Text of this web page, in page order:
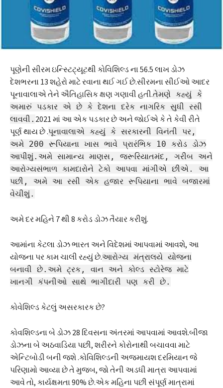
પૂણેની સીરમ ઇન્સ્ટિટ્યૂટથી કોવિશિલ્ડ ના 56.5 લાખ ડોઝ
દેશભરના 13 શહેરો માટે રવાના થઈ ગઈ છે.સીરમના સીઈઓ આદર
પૂનાવાલાએ તેને ઐતિહાસિક ક્ષણ ગણાવી હતી.તેમણે કહ્યું કે
અમારું પડકાર એ છે કે દેશના દરેક નાગરિક સુધી રસી
લાવવી. 2021 માં આ એક પડકાર છે અને જોઈએ કે તે કેવી રીતે
પૂર્ણ થાય છે .પૂનાવાલાએ કહ્યું કે સરકારની વિનંતી પર,
અમે 200 રૂપિયાના ખાસ ભાવે પ્રારંભિક 10 કરોડ ડોઝ
આપીશું. અમે સામાન્ય માણસ, જરૂરિયાતમંદ, ગરીબ અને
આરોગ્યસંભાળ કામદારોને ટેકો આપવા માંગીએ છીએ. આ
પછી, અમે આ રસી એક હજાર રૂપિયાના ભાવે બજારમાં
વેચીશું.
અમે દર મહિને 7 થી 8 કરોડ ડોઝ તૈયાર કરીશું.
આમાંના કેટલા ડોઝ ભારત અને વિદેશમાં આપવામાં આવશે, આ
યોજના પર કામ ચાલી રહ્યું છે.આરોગ્ય મંત્રાલયે યોજના
બનાવી છે.અમે ટ્રક, વાન અને કોલ્ડ સ્ટોરેજ માટે
ખાનગી કંપનીઓ સાથે ભાગીદારી પણ કરી છે.
કોવેશિલ્ડ કેટલું અસરકારક છે?
કોવશિલ્ડના બે ડોઝ 28 દિવસના અંતરમાં આપવામાં આવશે.બીજા
ડોઝના બે અઠવાડિયા પછી, શરીરને કોરોનાથી બચાવવા માટે
એન્ટિબોડી બની જશે .કોવિશિલ્ડની અજમાયશ દરમિયાન જે
પરિણામો આવ્યા છે તે મુજબ, જો તેની અડધી માત્રા આપવામાં
આવે તો, કાર્યક્ષમતા 90% છે.એક મહિના પછી સંપૂર્ણ માત્રામાં